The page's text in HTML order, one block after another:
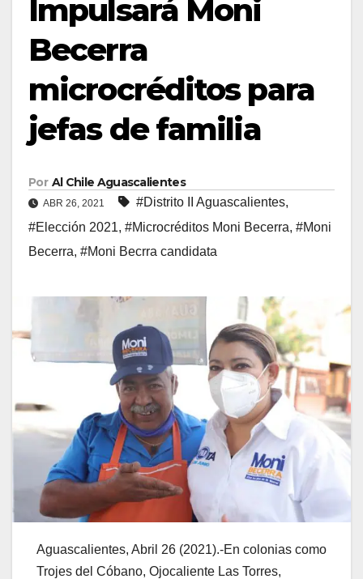
Impulsará Moni
Becerra
microcréditos para
jefas de familia
Por Al Chile Aguascalientes
ABR 26, 2021 #Distrito II Aguascalientes,
#Elección 2021, #Microcréditos Moni Becerra, #Moni
Becerra, #Moni Becrra candidata
Aguascalientes, Abril 26 (2021).-En colonias como
Trojes del Cóbano, Ojocaliente Las Torres,